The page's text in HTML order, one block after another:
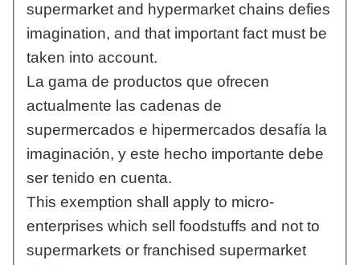
supermarket and hypermarket chains defies
imagination, and that important fact must be
taken into account.
La gama de productos que ofrecen
actualmente las cadenas de
supermercados e hipermercados desafía la
imaginación, y este hecho importante debe
ser tenido en cuenta.
This exemption shall apply to micro-
enterprises which sell foodstuffs and not to
supermarkets or franchised supermarket